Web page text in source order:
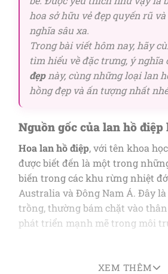
hoa sở hữu vẻ đẹp quyến rũ
nghĩa sâu xa.
Trong bài viết hôm nay, hãy
tìm hiểu về đặc trưng, ý nghĩa
đẹpnày, cùng những loại lan
hồng đẹp và ấn tượng nhất
Nguồn gốc của lan hồ điệp
Hoa lan hồ điệp, với tên khoa
được biết đến là một trong
biến trong các khu rừng nhiệt
Australia và Đông Nam Á. Đây
trồng, thường bám chặt vào
phát triển mạnh mẽ trong môi
và có khả năng uốn lượn, tạo
XEM THÊM